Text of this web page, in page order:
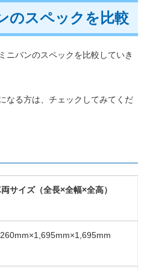
のスペックを比較
ニバンのスペックを比較していき
なる方は、チェックしてみてくだ
サイズ（全長×全幅×全高）